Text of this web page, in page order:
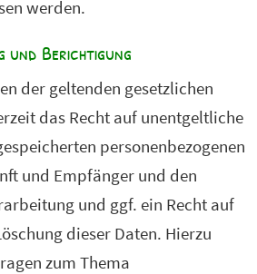
werden.
und Berichtigung
der geltenden gesetzlichen
das Recht auf unentgeltliche
personenbezogenen
und Empfänger und den
und ggf. ein Recht auf
dieser Daten. Hierzu
zum Thema